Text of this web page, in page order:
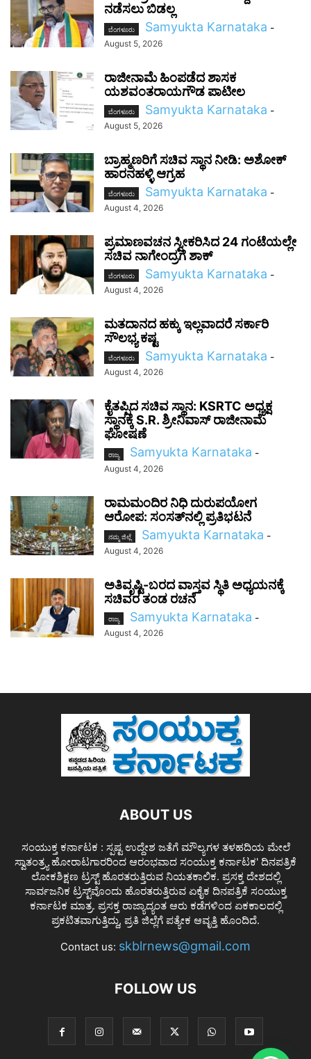
ನಡೆಸಲು ಬಿಡಲ್ಲ
ಬೆಂಗಳೂರು Samyukta Karnataka -
August 5, 2026
ರಾಜೀನಾಮೆ ಹಿಂಪಡೆದ ಶಾಸಕ
ಯಶವಂತರಾಯಗೌಡ ಪಾಟೀಲ
ಬೆಂಗಳೂರು Samyukta Karnataka -
August 5, 2026
ಬ್ರಾಹ್ಮಣರಿಗೆ ಸಚಿವ ಸ್ಥಾನ ನೀಡಿ: ಅಶೋಕ್
ಹಾರನಹಳ್ಳಿ ಆಗ್ರಹ
ಬೆಂಗಳೂರು Samyukta Karnataka -
August 4, 2026
ಪ್ರಮಾಣವಚನ ಸ್ವೀಕರಿಸಿದ 24 ಗಂಟೆಯಲ್ಲೇ
ಸಚಿವ ನಾಗೇಂದ್ರಗೆ ಶಾಕ್
ಬೆಂಗಳೂರು Samyukta Karnataka -
August 4, 2026
ಮತದಾನದ ಹಕ್ಕು ಇಲ್ಲವಾದರೆ ಸರ್ಕಾರಿ
ಸೌಲಭ್ಯ ಕಷ್ಟ
ಬೆಂಗಳೂರು Samyukta Karnataka -
August 4, 2026
ಕೈತಪ್ಪಿದ ಸಚಿವ ಸ್ಥಾನ: KSRTC ಅಧ್ಯಕ್ಷ
ಸ್ಥಾನಕ್ಕೆ S.R. ಶ್ರೀನಿವಾಸ್ ರಾಜೀನಾಮೆ
ಘೋಷಣೆ
ರಾಜ್ಯ Samyukta Karnataka -
August 4, 2026
ರಾಮಮಂದಿರ ನಿಧಿ ದುರುಪಯೋಗ
ಆರೋಪ: ಸಂಸತ್‌ನಲ್ಲಿ ಪ್ರತಿಭಟನೆ
ನಮ್ಮ ಜಿಲ್ಲೆ Samyukta Karnataka -
August 4, 2026
ಅತಿವೃಷ್ಟಿ-ಬರದ ವಾಸ್ತವ ಸ್ಥಿತಿ ಅಧ್ಯಯನಕ್ಕೆ
ಸಚಿವರ ತಂಡ ರಚನೆ
ರಾಜ್ಯ Samyukta Karnataka -
August 4, 2026
ABOUT US
ಸಂಯುಕ್ತ ಕರ್ನಾಟಕ : ಸ್ಪಷ್ಟ ಉದ್ದೇಶ ಜತೆಗೆ ಮೌಲ್ಯಗಳ ತಳಹದಿಯ ಮೇಲೆ
ಸ್ವಾತಂತ್ರ್ಯ ಹೋರಾಟಗಾರರಿಂದ ಆರಂಭವಾದ ಸಂಯುಕ್ತ ಕರ್ನಾಟಕ' ದಿನಪತ್ರಿಕೆ
ಲೋಕಶಿಕ್ಷಣ ಟ್ರಸ್ಟ್ ಹೊರತರುತ್ತಿರುವ ನಿಯತಕಾಲಿಕ. ಪ್ರಸಕ್ತ ದೇಶದಲ್ಲಿ
ಸಾರ್ವಜನಿಕ ಟ್ರಸ್ಟ್‌ವೊಂದು ಹೊರತರುತ್ತಿರುವ ಏಕೈಕ ದಿನಪತ್ರಿಕೆ ಸಂಯುಕ್ತ
ಕರ್ನಾಟಕ ಮಾತ್ರ. ಪ್ರಸಕ್ತ ರಾಜ್ಯಾದ್ಯಂತ ಆರು ಕಡೆಗಳಿಂದ ಏಕಕಾಲದಲ್ಲಿ
ಪ್ರಕಟಿತವಾಗುತ್ತಿದ್ದು, ಪ್ರತಿ ಜಿಲ್ಲೆಗೆ ಪತ್ಯೇಕ ಆವೃತ್ತಿ ಹೊಂದಿದೆ.
Contact us: skblrnews@gmail.com
FOLLOW US